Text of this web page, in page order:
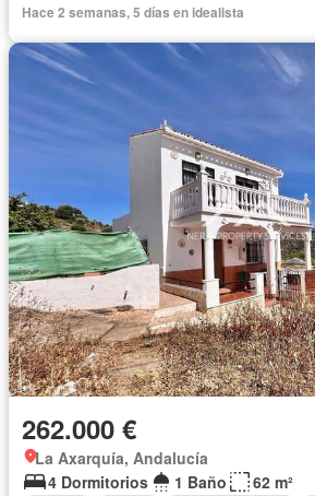
Hace 2 semanas, 5 días en idealista
262.000 €
La Axarquía, Andalucía
4 Dormitorios
1 Baño
62 m²